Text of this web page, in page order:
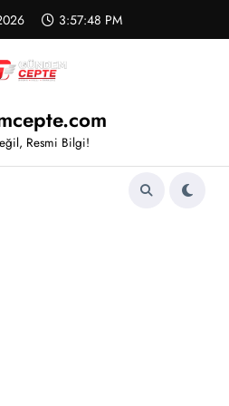
3:57:50 PM
Resmi Bilgi!